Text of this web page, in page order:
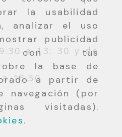
la usabilidad
analizar el uso
publicidad
con tus
la base de
a partir de
navegación (por
visitadas).
.
a 13: 30 y de
13:30